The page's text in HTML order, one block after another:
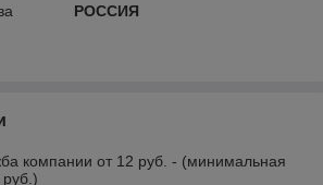
РОССИЯ
компании от 12 руб. - (минимальная